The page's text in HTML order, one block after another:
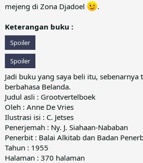
mejeng di Zona Djadoel
.
Keterangan buku :
Spoiler
Spoiler
Jadi buku yang saya beli itu, sebenarnya
berbahasa Belanda.
Judul asli : Grootvertelboek
Oleh : Anne De Vries
Ilustrasi isi : C. Jetses
Penerjemah : Ny. J. Siahaan-Nababan
Penerbit : Balai Alkitab dan Badan
Tahun : 1955
Halaman : 370 halaman